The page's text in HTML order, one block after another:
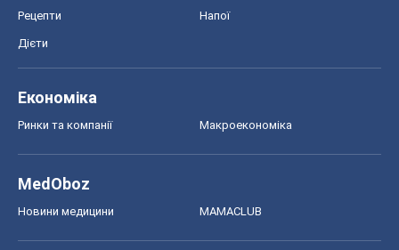
Рецепти Напої
Дієти
Економіка
Ринки та компанії Макроекономіка
MedOboz
Новини медицини MAMACLUB